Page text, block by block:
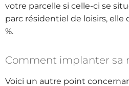
votre parcelle si celle-ci se
parc résidentiel de loisirs, elle
%.
Comment implanter sa
Voici un autre point